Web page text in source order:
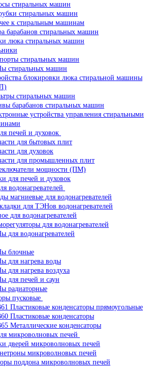
стиральных машин
стиральных машин
к стиральным машинам
барабанов стиральных машин
люка стиральных машин
стиральных машин
стиральных машин
блокировки люка стиральной машины
стиральных машин
барабанов стиральных машин
устройства управления стиральными
печей и духовок
для бытовых плит
для духовок
для промышленных плит
мощности (ПМ)
для печей и духовок
водонагревателей
магниевые для водонагревателей
для ТЭНов водонагревателей
для водонагревателей
для водонагревателей
для водонагревателей
блочные
для нагрева воды
для нагрева воздуха
для печей и саун
радиаторные
пусковые
Пластиковые конденсаторы прямоугольные
Пластиковые конденсаторы
Металлические конденсаторы
микроволновых печей
дверей микроволновых печей
микроволновых печей
поддона микроволновых печей